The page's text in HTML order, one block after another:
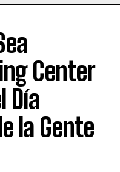
Center
Día
la Gente